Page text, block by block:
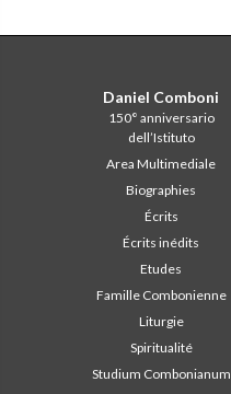
Daniel Comboni
150° anniversario
dell’Istituto
Area Multimediale
Biographies
Écrits
Écrits inédits
Etudes
Famille Combonienne
Liturgie
Spiritualité
Studium Combonianum